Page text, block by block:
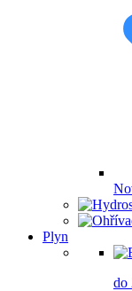
Plyn
do